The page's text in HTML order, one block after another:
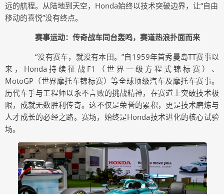
远的航程。从陆地到天空，Honda始终以技术突破边界，让“自由
移动的喜悦”没有终点。
赛事运动：传奇战车同台轰鸣，赛道热浪扑面而来
“没有赛车，就没有本田。”自1959年首秀曼岛TT赛事以
来，Honda持续征战F1（世界一级方程式锦标赛）、
MotoGP（世界摩托车锦标赛）等全球顶级汽车及摩托车赛事。
历代车手与工程师以永不言败的挑战精神，在赛道上突破技术极
限，成就无数胜利传奇。这不仅是荣誉的累积，更是技术磨炼与
人才成长的必经之路。赛场，始终是Honda技术进化的核心试验
场。